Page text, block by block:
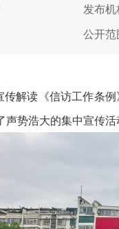
发布
公开
读《信访工作条例
势浩大的集中宣传活